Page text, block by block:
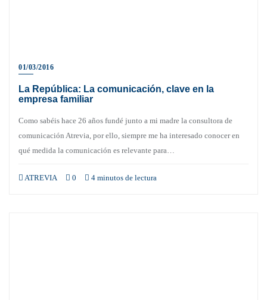
01/03/2016
La República: La comunicación, clave en la
empresa familiar
Como sabéis hace 26 años fundé junto a mi madre la consultora de
comunicación Atrevia, por ello, siempre me ha interesado conocer en
qué medida la comunicación es relevante para…
ATREVIA 0 4 minutos de lectura